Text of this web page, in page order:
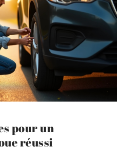
pour un
réussi